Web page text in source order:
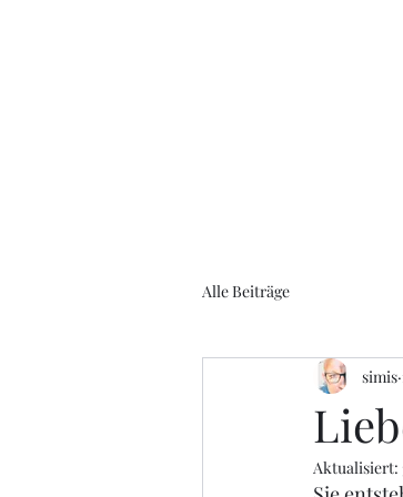
Alle Beiträge
simis
Aktualisiert: